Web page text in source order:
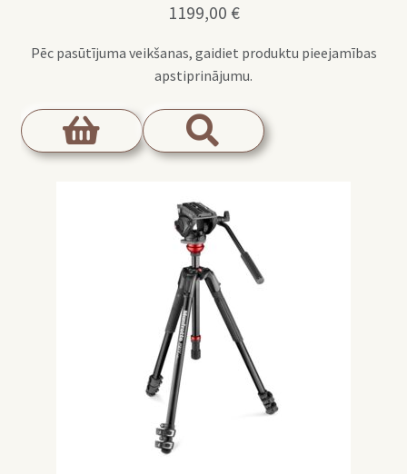
1199,00 €
Pēc pasūtījuma veikšanas, gaidiet produktu pieejamības
apstiprinājumu.